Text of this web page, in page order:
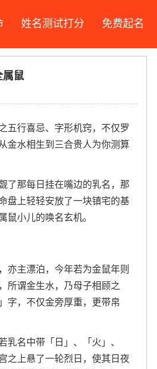
姓名测试打分 免费起名
属鼠
五行喜忌、字形机窍，不仅罗
金水相生到三合贵人为你测算
了那每日挂在嘴边的乳名，那
盘上轻轻安放了一块镇宅的基
鼠小儿的唤名玄机。
亦主漂泊，今年若为金鼠年则
所谓金生水，乃母子相顾之
字，不仅金旁厚重，更带帛
名中带「日」、「火」、
之上悬了一轮烈日，使其日夜